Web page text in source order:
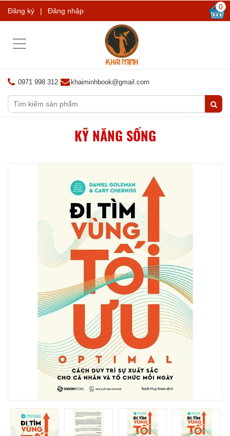
Đăng ký | Đăng nhập 0
Toggle
0971 998 312 khaiminhbook@gmail.com
KỸ NĂNG SỐNG